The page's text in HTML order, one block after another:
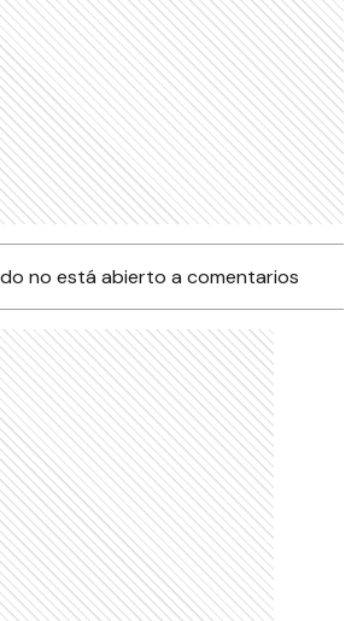
no está abierto a comentarios